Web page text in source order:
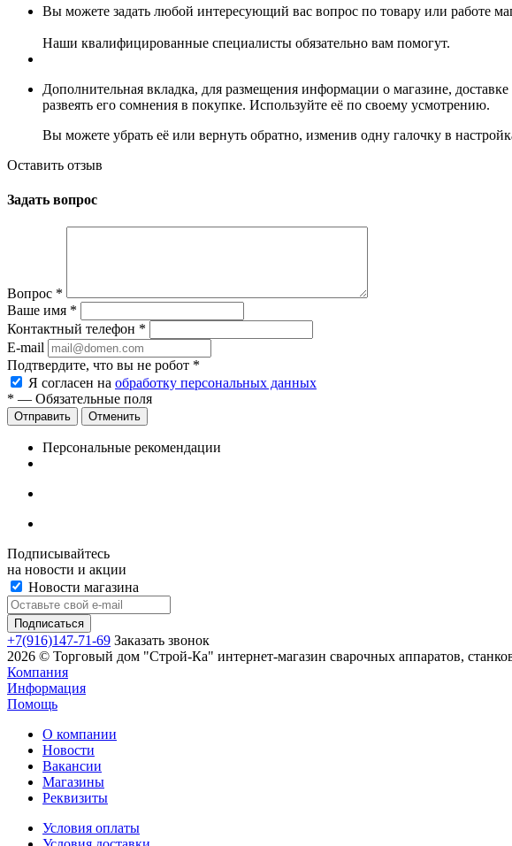
Вы можете задать любой интересующий вас вопрос по товару или работе
Наши квалифицированные специалисты обязательно вам помогут.
Дополнительная вкладка, для размещения информации о магазине,
развеять его сомнения в покупке. Используйте её по своему усмотрению.
Вы можете убрать её или вернуть обратно, изменив одну галочку в
Оставить отзыв
Задать вопрос
Вопрос *
Ваше имя *
Контактный телефон *
E-mail
Подтвердите, что вы не робот *
Я согласен на обработку персональных данных
* — Обязательные поля
Отменить
Персональные рекомендации
Подписывайтесь
на новости и акции
Новости магазина
+7(916)147-71-69 Заказать звонок
2026 © Торговый дом "Строй-Ка" интернет-магазин сварочных аппаратов,
Компания
Информация
Помощь
О компании
Новости
Вакансии
Магазины
Реквизиты
Условия оплаты